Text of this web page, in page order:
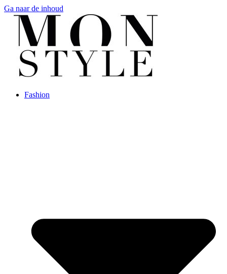
Ga naar de inhoud
Fashion